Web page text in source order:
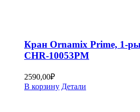
Кран Ornamix Prime, 1-
CHR-10053PM
2590,00₽
В корзину Детали